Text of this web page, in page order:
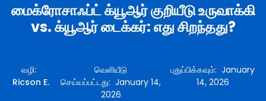
மைக்ரோசாஃப்ட் க்யூஆர் குறியீடு உருவாக்கி
vs. க்யூஆர் டைக்கர்: எது சிறந்தது?
வழி:
Ricson E.
வெளியீடு
செய்யப்பட்டது:January 14,
2026
புதுப்பிக்கவும்:January
14, 2026